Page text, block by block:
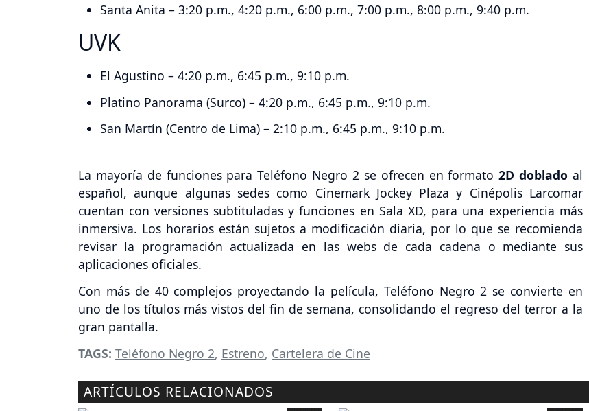
Santa Anita – 3:20 p.m., 4:20 p.m., 6:00 p.m., 7:00 p.m., 8:00 p.m., 9:40 p.m.
UVK
El Agustino – 4:20 p.m., 6:45 p.m., 9:10 p.m.
Platino Panorama (Surco) – 4:20 p.m., 6:45 p.m., 9:10 p.m.
San Martín (Centro de Lima) – 2:10 p.m., 6:45 p.m., 9:10 p.m.
La mayoría de funciones para Teléfono Negro 2 se ofrecen en formato 2D dobladoal
español, aunque algunas sedes como Cinemark Jockey Plaza y Cinépolis Larcomar
cuentan con versiones subtituladas y funciones en Sala XD, para una experiencia más
inmersiva. Los horarios están sujetos a modificación diaria, por lo que se recomienda
revisar la programación actualizada en las webs de cada cadena o mediante sus
aplicaciones oficiales.
Con más de 40 complejos proyectando la película, Teléfono Negro 2 se convierte en
uno de los títulos más vistos del fin de semana, consolidando el regreso del terror a la
gran pantalla.
TAGS: Teléfono Negro 2, Estreno, Cartelera de Cine
ARTÍCULOS RELACIONADOS